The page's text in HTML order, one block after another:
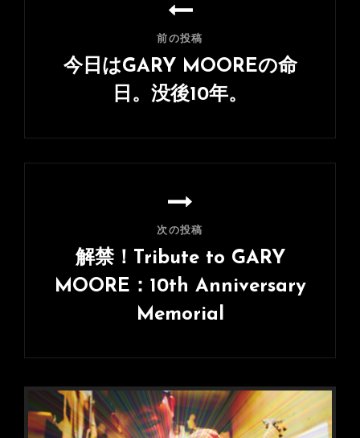
シ
ョ
前の投稿
今日はGARY MOOREの命
日。没後10年。
の
次の投稿
解禁！Tribute to GARY
MOORE：10th Anniversary
Memorial
の
稿